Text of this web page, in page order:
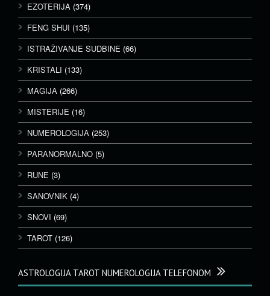
EZOTERIJA (374)
FENG SHUI (135)
ISTRAŽIVANJE SUDBINE (66)
KRISTALI (133)
MAGIJA (266)
MISTERIJE (16)
NUMEROLOGIJA (253)
PARANORMALNO (5)
RUNE (3)
SANOVNIK (4)
SNOVI (69)
TAROT (126)
ASTROLOGIJA TAROT NUMEROLOGIJA TELEFONOM